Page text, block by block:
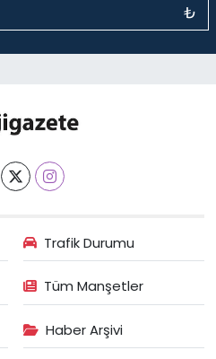
₺
Trafik Durumu
Tüm Manşetler
Haber Arşivi